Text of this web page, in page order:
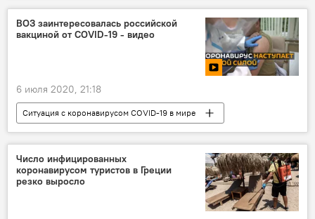
ВОЗ заинтересовалась российской
вакциной от СOVID-19 - видео
6 июля 2020, 21:18
Ситуация с коронавирусом COVID-19 в мире
Видео
Мультимедиа
В мире
Россия
Всемирная организация здравоохранения
Число инфицированных
коронавирусом туристов в Греции
резко выросло